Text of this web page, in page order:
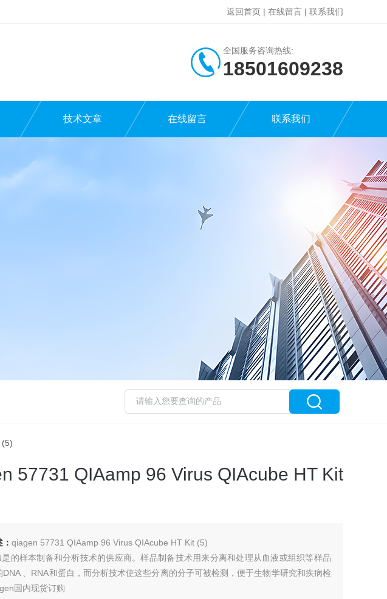
返回首页 | 在线留言 | 联系我们
全国服务咨询热线:
18501609238
技术文章 在线留言 联系我们
(5)
57731 QIAamp 96 Virus QIAcube HT Kit
qiagen 57731 QIAamp 96 Virus QIAcube HT Kit (5)
是的样本制备和分析技术的供应商。样品制备技术用来分离和处理从血液或组织等样品
DNA 、RNA和蛋白，而分析技术使这些分离的分子可被检测，便于生物学研究和疾病检
国内现货订购